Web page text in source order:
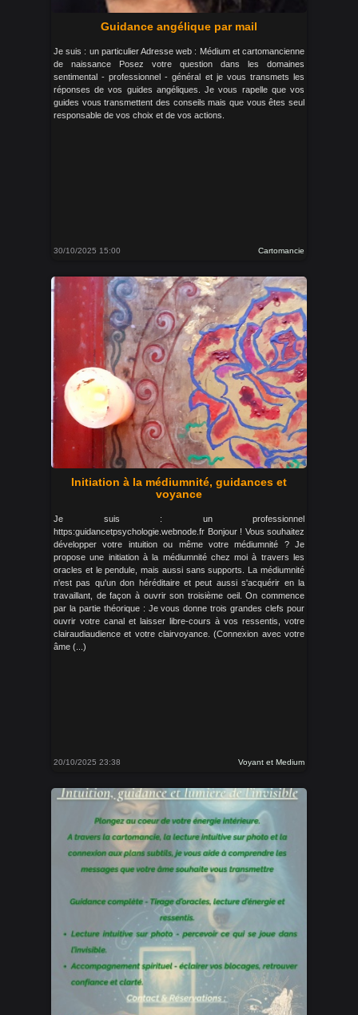
Guidance angélique par mail
Je suis : un particulier Adresse web : Médium et cartomancienne
de naissance Posez votre question dans les domaines
sentimental - professionnel - général et je vous transmets les
réponses de vos guides angéliques. Je vous rapelle que vos
guides vous transmettent des conseils mais que vous êtes seul
responsable de vos choix et de vos actions.
30/10/2025 15:00 Cartomancie
Initiation à la médiumnité, guidances et
voyance
Je suis : un professionnel
https:guidancetpsychologie.webnode.fr Bonjour ! Vous souhaitez
développer votre intuition ou même votre médiumnité ? Je
propose une initiation à la médiumnité chez moi à travers les
oracles et le pendule, mais aussi sans supports. La médiumnité
n'est pas qu'un don héréditaire et peut aussi s'acquérir en la
travaillant, de façon à ouvrir son troisième oeil. On commence
par la partie théorique : Je vous donne trois grandes clefs pour
ouvrir votre canal et laisser libre-cours à vos ressentis, votre
clairaudiaudience et votre clairvoyance. (Connexion avec votre
âme (...)
20/10/2025 23:38 Voyant et Medium